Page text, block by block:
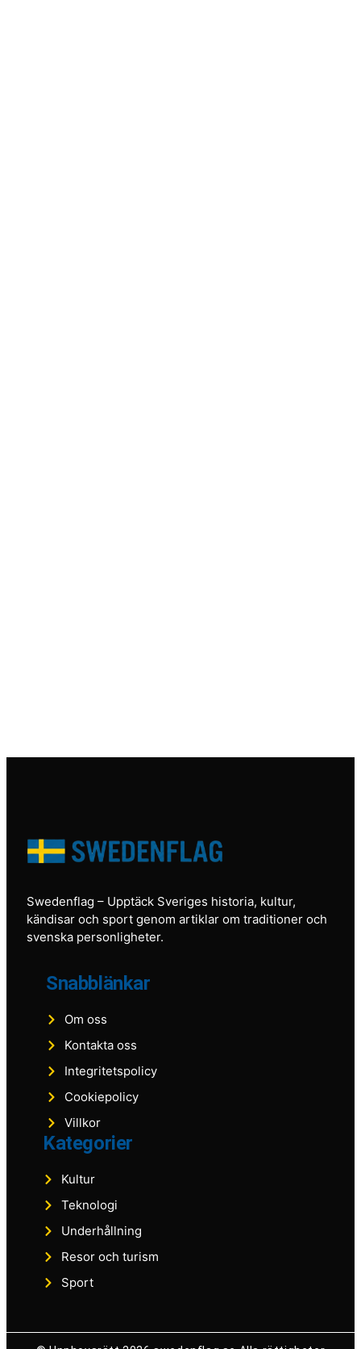
Swedenflag – Upptäck Sveriges historia, kultur,
kändisar och sport genom artiklar om traditioner och
svenska personligheter.
Snabblänkar
Om oss
Kontakta oss
Integritetspolicy
Cookiepolicy
Villkor
Kategorier
Kultur
Teknologi
Underhållning
Resor och turism
Sport